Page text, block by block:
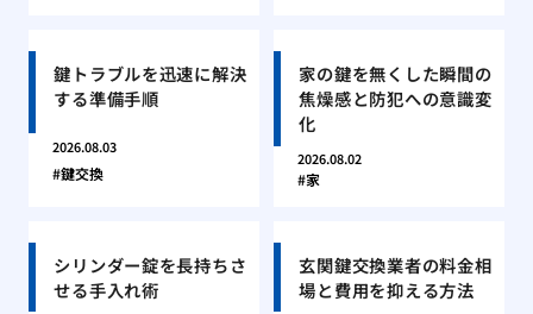
鍵トラブルを迅速に解決
する準備手順
2026.08.03
鍵交換
家の鍵を無くした瞬間の
焦燥感と防犯への意識変
化
2026.08.02
家
シリンダー錠を長持ちさ
せる手入れ術
玄関鍵交換業者の料金相
場と費用を抑える方法